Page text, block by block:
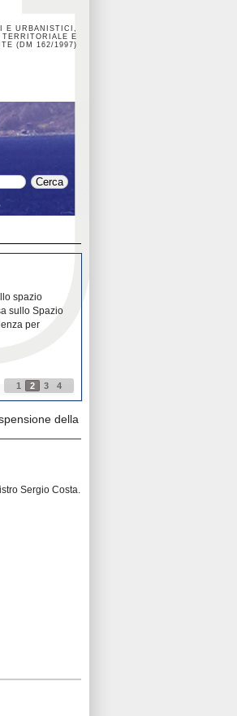
E URBANISTICI,
E
(DM 162/1997)
spazio
sullo Spazio
per
1 2 3 4
della
Sergio Costa.